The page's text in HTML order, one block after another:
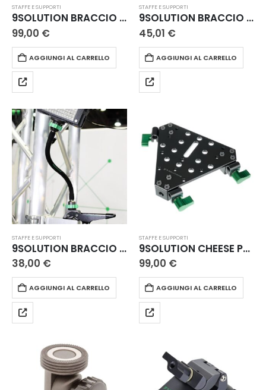
STAFFE E SUPPORTI
9SOLUTION BRACCIO A DOPPIA GIUNZIONE S
99,00 €
AGGIUNGI AL CARRELLO
STAFFE E SUPPORTI
9SOLUTION BRACCIO A SCATTO
45,01 €
AGGIUNGI AL CARRELLO
STAFFE E SUPPORTI
9SOLUTION BRACCIO FLESSIBILE MAGNETICO
38,00 €
AGGIUNGI AL CARRELLO
STAFFE E SUPPORTI
9SOLUTION CHEESE PLATE PER SUPPORTI 3/8
99,00 €
AGGIUNGI AL CARRELLO